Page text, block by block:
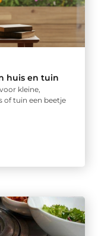
huis en tuin
kleine,
of tuin een beetje